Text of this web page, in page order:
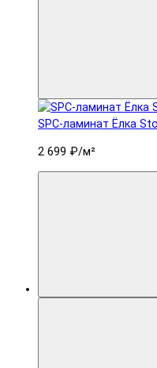
SPC-ламинат Ëлка
2 699 ₽/м²